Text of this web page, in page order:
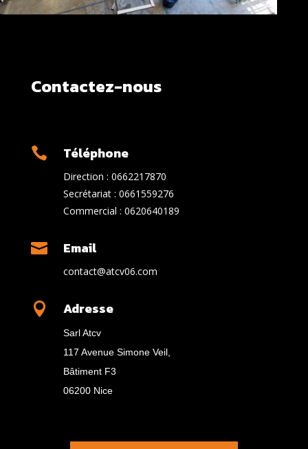
Contactez-nous
 Téléphone
Direction : 0662217870
Secrétariat : 0661559276
Commercial : 0620640189
 Email
contact@atcv06.com
 Adresse
Sarl Atcv
117 Avenue Simone Veil,
Bâtiment F3
06200 Nice